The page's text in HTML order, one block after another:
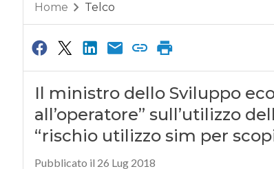
Home Telco
Il ministro dello Sviluppo
all’operatore” sull’utilizzo
“rischio utilizzo sim per
Pubblicato il 26 Lug 2018